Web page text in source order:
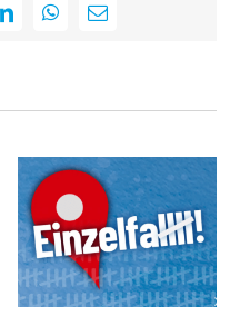
LinkedInWhatsApp
E-